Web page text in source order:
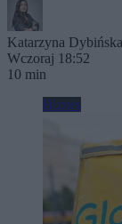
Katarzyna Dybińska
Wczoraj 18:52
10 min
Biznes